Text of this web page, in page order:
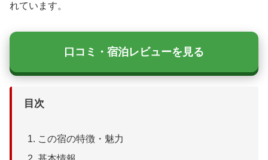
れています。
口コミ・宿泊レビューを見る
目次
この宿の特徴・魅力